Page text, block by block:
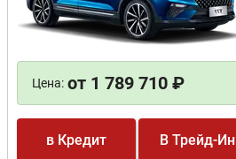
Цена: от 1 789 710 ₽
в Кредит В Трейд-Ин